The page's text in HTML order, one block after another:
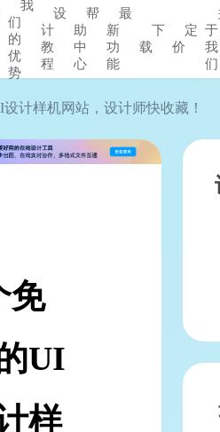
我
们
的
优
势
设
计
教
程
帮
助
中
心
最
新
功
能
下
载
定
价
于
我
们
计样机网站，设计师快收藏！
免
UI
样